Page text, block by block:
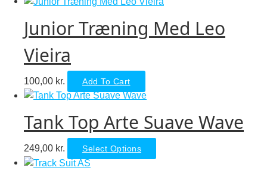
be
chosen
on
Junior Træning Med Leo
Vieira
100,00 kr. Add To Cart
Tank Top Arte Suave Wave
249,00 kr. Select Options
product